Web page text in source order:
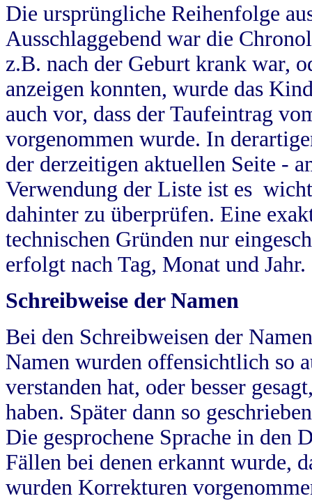
Die ursprüngliche Reihenfolge
Ausschlaggebend war die
z.B. nach der Geburt krank war,
anzeigen konnten, wurde das
auch vor, dass der Taufeintrag
vorgenommen wurde. In
der derzeitigen aktuellen Seite -
Verwendung der Liste ist es
dahinter zu überprüfen. Eine
technischen Gründen nur
erfolgt nach Tag, Monat und Jahr.
Schreibweise der Namen
Bei den Schreibweisen der
Namen wurden offensichtlich so
verstanden hat, oder besser
haben. Später dann so
Die gesprochene Sprache in
Fällen bei denen erkannt wurde,
wurden Korrekturen